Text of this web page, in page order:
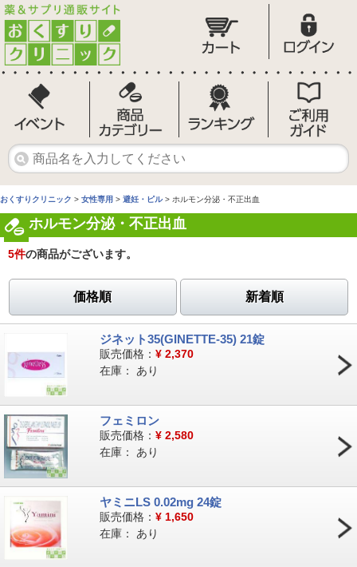
おくすりクリニック > 女性専用 > 避妊・ピル> ホルモン分泌・不正出血
ホルモン分泌・不正出血
5件の商品がございます。
価格順 新着順
ジネット35(GINETTE-35) 21錠
販売価格： ¥ 2,370
在庫： あり
フェミロン
販売価格： ¥ 2,580
在庫： あり
ヤミニLS 0.02mg 24錠
販売価格： ¥ 1,650
在庫： あり